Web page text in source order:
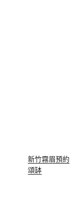
新竹霧眉預約
頌缽